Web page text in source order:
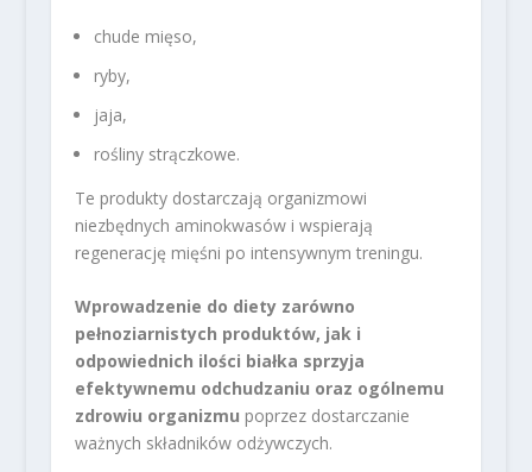
chude mięso,
ryby,
jaja,
rośliny strączkowe.
Te produkty dostarczają organizmowi
niezbędnych aminokwasów i wspierają
regenerację mięśni po intensywnym treningu.
Wprowadzenie do diety zarówno
pełnoziarnistych produktów, jak i
odpowiednich ilości białka sprzyja
efektywnemu odchudzaniu oraz ogólnemu
zdrowiu organizmu poprzez dostarczanie
ważnych składników odżywczych.